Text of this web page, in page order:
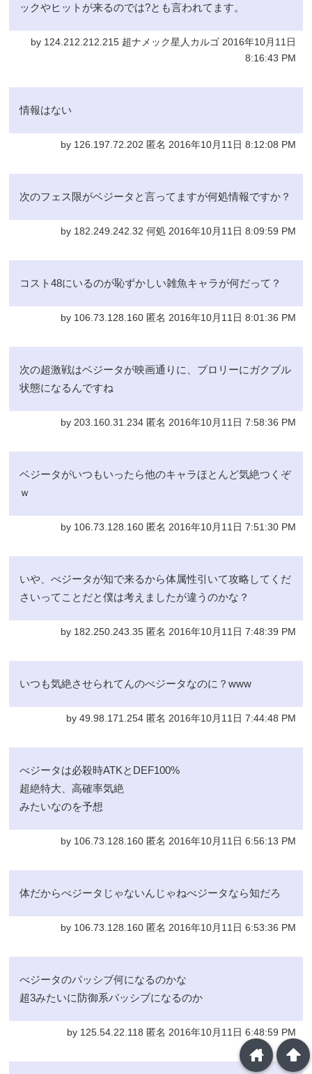
ックやヒットが来るのでは?とも言われてます。
by 124.212.212.215 超ナメック星人カルゴ 2016年10月11日
8:16:43 PM
情報はない
by 126.197.72.202 匿名 2016年10月11日 8:12:08 PM
次のフェス限がベジータと言ってますが何処情報ですか？
by 182.249.242.32 何処 2016年10月11日 8:09:59 PM
コスト48にいるのが恥ずかしい雑魚キャラが何だって？
by 106.73.128.160 匿名 2016年10月11日 8:01:36 PM
次の超激戦はベジータが映画通りに、ブロリーにガクブル
状態になるんですね
by 203.160.31.234 匿名 2016年10月11日 7:58:36 PM
ベジータがいつもいったら他のキャラほとんど気絶つくぞ
ｗ
by 106.73.128.160 匿名 2016年10月11日 7:51:30 PM
いや、べジータが知で来るから体属性引いて攻略してくだ
さいってことだと僕は考えましたが違うのかな？
by 182.250.243.35 匿名 2016年10月11日 7:48:39 PM
いつも気絶させられてんのべジータなのに？www
by 49.98.171.254 匿名 2016年10月11日 7:44:48 PM
べジータは必殺時ATKとDEF100%
超絶特大、高確率気絶
みたいなのを予想
by 106.73.128.160 匿名 2016年10月11日 6:56:13 PM
体だからべジータじゃないんじゃねべジータなら知だろ
by 106.73.128.160 匿名 2016年10月11日 6:53:36 PM
べジータのパッシブ何になるのかな
超3みたいに防御系パッシブになるのか
by 125.54.22.118 匿名 2016年10月11日 6:48:59 PM
arrowup
home